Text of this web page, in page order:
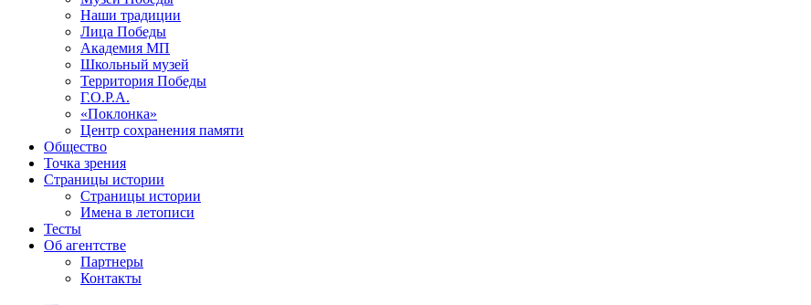
Наши традиции
Лица Победы
Академия МП
Школьный музей
Территория Победы
Г.О.Р.А.
«Поклонка»
Центр сохранения памяти
Общество
Точка зрения
Страницы истории
Страницы истории
Имена в летописи
Тесты
Об агентстве
Партнеры
Контакты